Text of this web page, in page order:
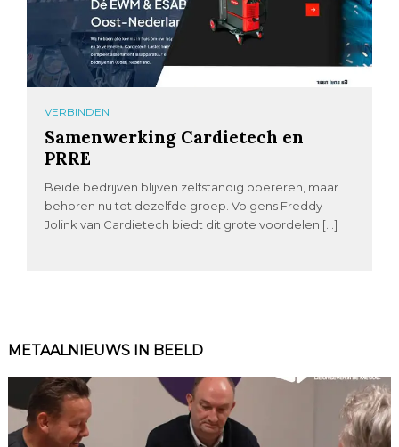
VERBINDEN
Samenwerking Cardietech en
PRRE
Beide bedrijven blijven zelfstandig opereren, maar
behoren nu tot dezelfde groep. Volgens Freddy
Jolink van Cardietech biedt dit grote voordelen […]
METAALNIEUWS IN BEELD